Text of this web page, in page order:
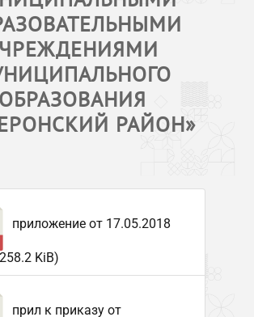
ОБРАЗОВАНИЯ
РАЙОН»
приложение от 17.05.2018
KiB)
прил к приказу от